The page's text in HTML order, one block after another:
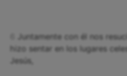
Juntamente con él nos
hizo sentar en los lugares
Jesús,